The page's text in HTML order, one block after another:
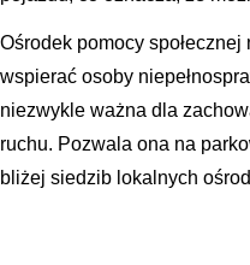
Ośrodek pomocy
wspierać osoby
niezwykle ważna dla
ruchu. Pozwala ona na
bliżej siedzib lokalnych